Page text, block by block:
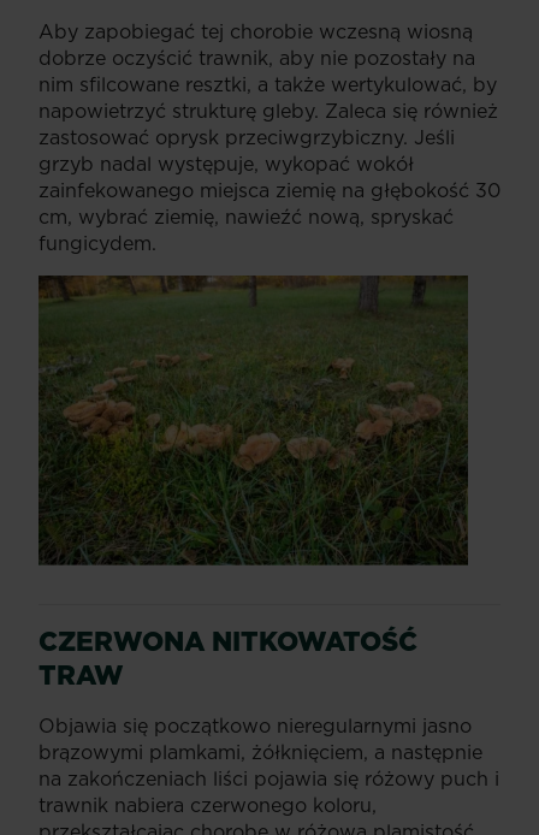
Aby zapobiegać tej chorobie wczesną wiosną
dobrze oczyścić trawnik, aby nie pozostały na
nim sfilcowane resztki, a także wertykulować, by
napowietrzyć strukturę gleby. Zaleca się również
zastosować oprysk przeciwgrzybiczny. Jeśli
grzyb nadal występuje, wykopać wokół
zainfekowanego miejsca ziemię na głębokość 30
cm, wybrać ziemię, nawieźć nową, spryskać
fungicydem.
CZERWONA NITKOWATOŚĆ
TRAW
Objawia się początkowo nieregularnymi jasno
brązowymi plamkami, żółknięciem, a następnie
na zakończeniach liści pojawia się różowy puch i
trawnik nabiera czerwonego koloru,